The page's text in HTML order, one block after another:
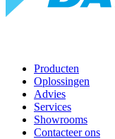
Producten
Oplossingen
Advies
Services
Showrooms
Contacteer ons